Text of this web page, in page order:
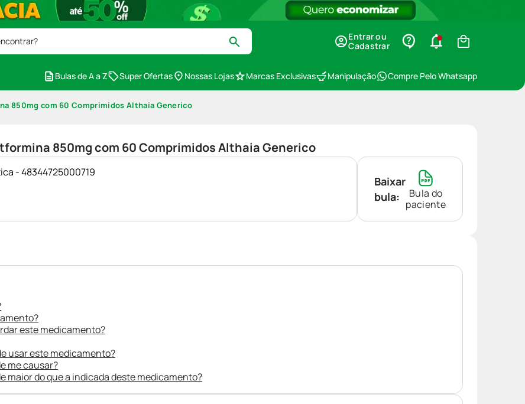
Entrar ou
Cadastrar
Bulas de A a Z Super Ofertas Nossas Lojas Marcas Exclusivas Manipulação Compre Pelo Whatsapp
850mg com 60 Comprimidos Althaia Generico
850mg com 60 Comprimidos Althaia Generico
- 48344725000719
Baixar
bula:
Bula do
paciente
este medicamento?
usar este medicamento?
me causar?
maior do que a indicada deste medicamento?